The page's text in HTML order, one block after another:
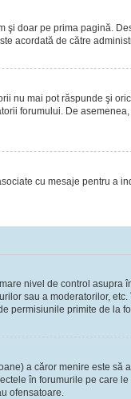
şi doar pe prima pagină.
acordată de către
nu mai pot răspunde şi
forumului. De
cu mesaje pentru a
nivel de control
sau a moderatorilor,
permisiunile primite de la
a căror menire este
în forumurile pe care
ofensatoare.